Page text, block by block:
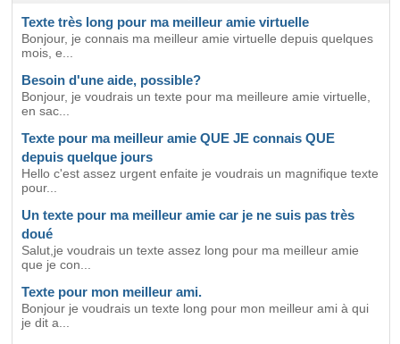
Texte très long pour ma meilleur amie virtuelle
Bonjour, je connais ma meilleur amie virtuelle depuis quelques
mois, e...
Besoin d'une aide, possible?
Bonjour, je voudrais un texte pour ma meilleure amie virtuelle,
en sac...
Texte pour ma meilleur amie QUE JE connais QUE
depuis quelque jours
Hello c'est assez urgent enfaite je voudrais un magnifique texte
pour...
Un texte pour ma meilleur amie car je ne suis pas très
doué
Salut,je voudrais un texte assez long pour ma meilleur amie
que je con...
Texte pour mon meilleur ami.
Bonjour je voudrais un texte long pour mon meilleur ami à qui
je dit a...